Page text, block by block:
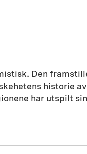
Den
historie
har utspilt